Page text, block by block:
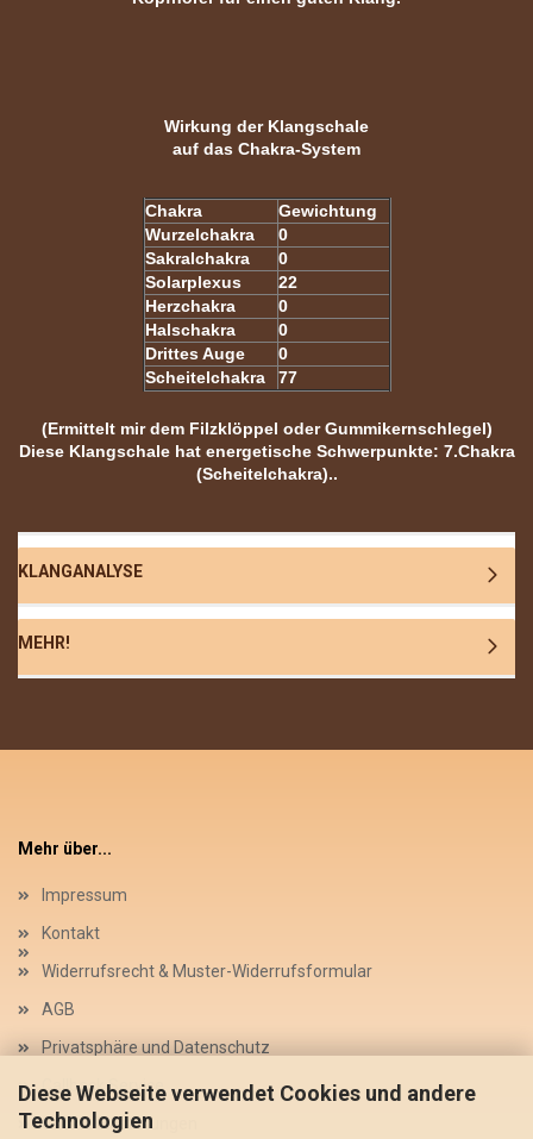
Diese Webseite verwendet Cookies und andere
Technologien
Wirkung der Klangschale
auf das Chakra-System
Chakra
Gewichtung
Wurzelchakra
0
Sakralchakra
0
Solarplexus
22
Herzchakra
0
Halschakra
0
Drittes Auge
0
Scheitelchakra
77
(Ermittelt mir dem Filzklöppel oder Gummikernschlegel)
Diese Klangschale hat energetische Schwerpunkte: 7.Chakra
(Scheitelchakra)..
KLANGANALYSE
MEHR!
Mehr über...
Impressum
Kontakt
Widerrufsrecht & Muster-Widerrufsformular
AGB
Privatsphäre und Datenschutz
Callback Service
Cookie Einstellungen